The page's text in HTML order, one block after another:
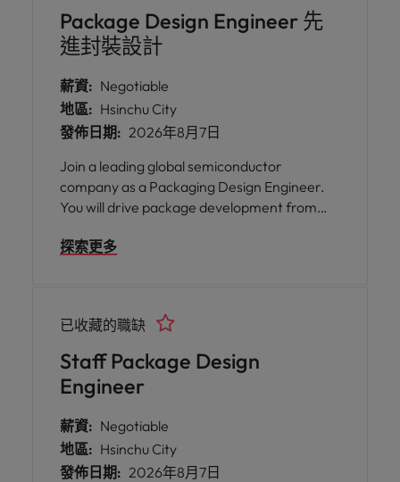
semiconductor products.
Package Design Engineer 先
進封裝設計
薪資: Negotiable
地區: Hsinchu City
發佈日期: 2026年8月7日
Join a leading global semiconductor
company as a Packaging Design Engineer.
You will drive package development from
customers and cross-functional teams, and
探索更多
Staff Package Design
Engineer
已收藏的職缺
薪資: Negotiable
地區: Hsinchu City
發佈日期: 2026年8月7日